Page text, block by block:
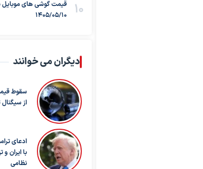
قیمت گوشی های
1405/05/10
دیگران می خوانند
سقوط
از
ادعای
با ایران
نظامی